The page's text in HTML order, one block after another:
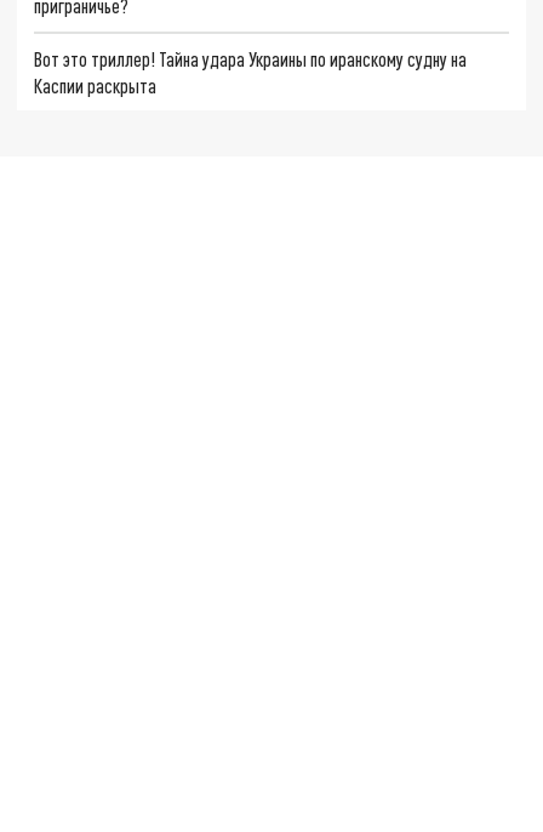
приграничье?
Вот это триллер! Тайна удара Украины по иранскому судну на
Каспии раскрыта